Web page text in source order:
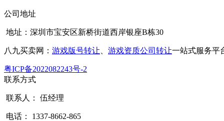
公司地址
地址：深圳市宝安区新桥街道西岸银座B栋30
八九买卖网： 游戏版号转让 游戏资质公司转让一站式服务平
粤ICP备2022082243号-2
联系方式
联系人： 伍经理
电话： 1337-8662-865